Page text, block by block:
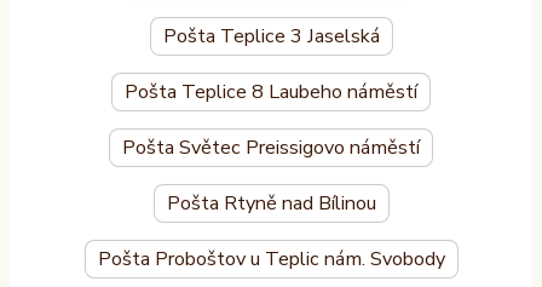
Pošta Teplice 3 Jaselská
Pošta Teplice 8 Laubeho náměstí
Pošta Světec Preissigovo náměstí
Pošta Rtyně nad Bílinou
Pošta Proboštov u Teplic nám. Svobody